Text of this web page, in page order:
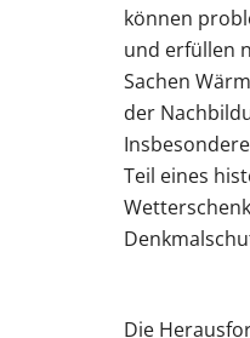
können
und erfüllen
Sachen
der
Teil eines
Die